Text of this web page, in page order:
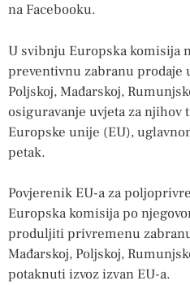
na Facebooku.
U svibnju Europska komisija
preventivnu zabranu
Poljskoj, Mađarskoj,
osiguravanje uvjeta za njihov
Europske unije (EU),
petak.
Povjerenik EU-a za
Europska komisija po
produljiti privremenu
Mađarskoj, Poljskoj,
potaknuti izvoz izvan EU-a.